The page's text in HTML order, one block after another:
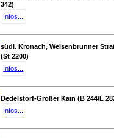
342)
Infos...
südl. Kronach, Weisenbrunner
(St 2200)
Infos...
Dedelstorf-Großer Kain (B 244/L
Infos...